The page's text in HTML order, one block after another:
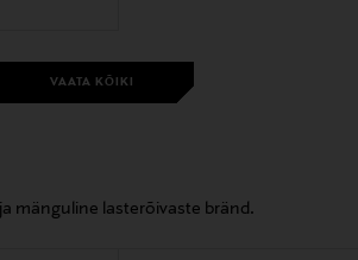
VAATA KÕIKI
mänguline lasterõivaste bränd.